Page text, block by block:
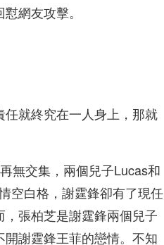
網友攻擊。
就終究在一人身上，那就
無交集，兩個兒子Lucas和
空白格，謝霆鋒卻有了現任
張柏芝是謝霆鋒兩個兒子
謝霆鋒王菲的戀情。不知